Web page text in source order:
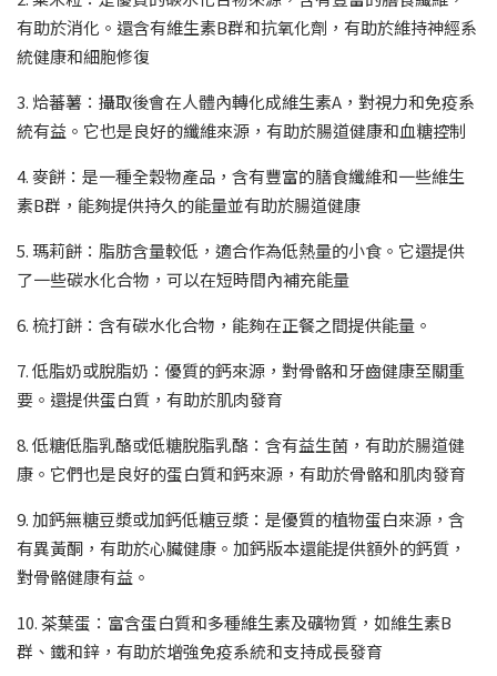
有助於消化。還含有維生素B群和抗氧化劑，有助於維持神經系
統健康和細胞修復
3. 烚蕃薯：攝取後會在人體內轉化成維生素A，對視力和免疫系
統有益。它也是良好的纖維來源，有助於腸道健康和血糖控制
4. 麥餅：是一種全穀物產品，含有豐富的膳食纖維和一些維生
素B群，能夠提供持久的能量並有助於腸道健康
5. 瑪莉餅：脂肪含量較低，適合作為低熱量的小食。它還提供
了一些碳水化合物，可以在短時間內補充能量
6. 梳打餅：含有碳水化合物，能夠在正餐之間提供能量。
7. 低脂奶或脫脂奶：優質的鈣來源，對骨骼和牙齒健康至關重
要。還提供蛋白質，有助於肌肉發育
8. 低糖低脂乳酪或低糖脫脂乳酪：含有益生菌，有助於腸道健
康。它們也是良好的蛋白質和鈣來源，有助於骨骼和肌肉發育
9. 加鈣無糖豆漿或加鈣低糖豆漿：是優質的植物蛋白來源，含
有異黃酮，有助於心臟健康。加鈣版本還能提供額外的鈣質，
對骨骼健康有益。
10. 茶葉蛋：富含蛋白質和多種維生素及礦物質，如維生素B
群、鐵和鋅，有助於增強免疫系統和支持成長發育